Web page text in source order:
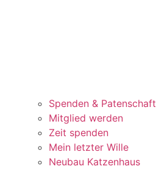
Spenden & Patenschaft
Mitglied werden
Zeit spenden
Mein letzter Wille
Neubau Katzenhaus